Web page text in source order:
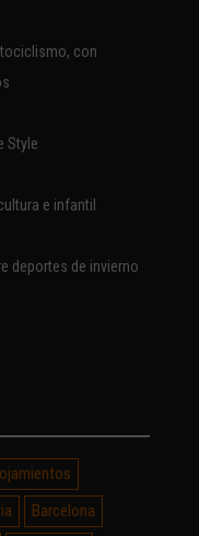
con
Style
e infantil
deportes de invierno
Barcelona